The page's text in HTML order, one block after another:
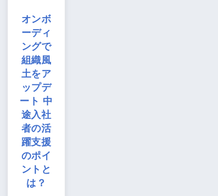
オンボ
ーディ
ングで
組織風
土をア
ップデ
ート 中
途入社
者の活
躍支援
のポイ
ントと
は？